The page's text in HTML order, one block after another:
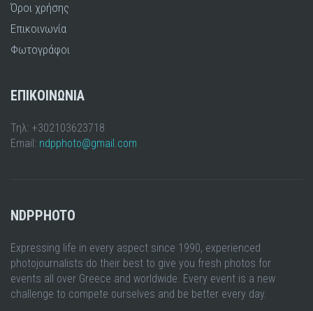
Όροι χρήσης
Επικοινωνία
Φωτογράφοι
ΕΠΙΚΟΙΝΩΝΙΑ
Τηλ: +302103623718
Email: ndpphoto@gmail.com
NDPPHOTO
Expressing life in every aspect since 1990, experienced
photojournalists do their best to give you fresh photos for
events all over Greece and worldwide. Every event is a new
challenge to compete ourselves and be better every day.